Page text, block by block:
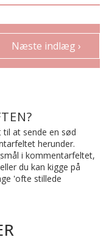
Næste indlæg ›
at sende en sød
herunder.
i kommentarfeltet,
du kan kigge på
'ofte stillede